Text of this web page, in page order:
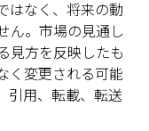
はなく、将来の動
ん。市場の見通し
見方を反映したも
く変更される可能
引用、転載、転送